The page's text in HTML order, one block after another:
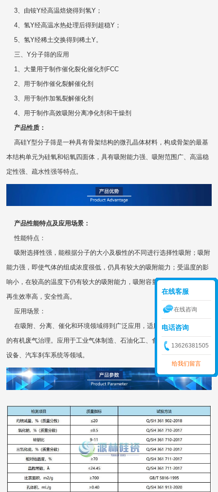
3、由铵Y经高温焙烧得到氢Y；
4、氢Y经高温水热处理后得到超稳Y；
5、氢Y经稀土交换得到稀土Y。
三、Y分子筛的应用
1、大量用于制作催化裂化催化剂FCC
2、用于制作催化裂解催化剂
3、用于制作加氢裂解催化剂
4、用于制作高效吸附分离净化剂和干燥剂
产品性质：
高硅Y型分子筛是一种具有骨架结构的微孔晶体材料，构成骨架的最基
本结构单元为硅氧和铝氧四面体，具有吸附能力强、吸附范围广、高温稳
定性强、疏水性强等特点。
产品性能特点及应用场景：
性能特点：
吸附选择性强，能根据分子的大小及极性的不同进行选择性吸附；吸附
能力强，即使气体的组成浓度很低，仍具有较大的吸附能力；受温度的影
响小，在较高的温度下仍有较大的吸附能力，吸附容量大；可高温再生，
再生效率高，安全性高。
应用场景：
在吸附、分离、催化和环境领域得到广泛应用，适用于大风量、低浓度
的有机废气治理。应用于工业气体制造、石油化工、食品医药生产、制冷
设备、汽车刹车系统等领域。
在线客服
在线咨询
电话咨询
13626381505
给我们留言